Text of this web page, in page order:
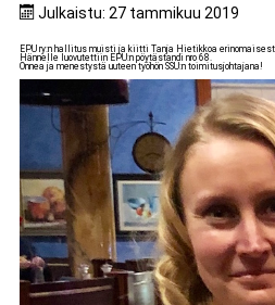
Julkaistu: 27 tammikuu 2019
EPU ry:n hallitus muisti ja kiitti Tanja Hietikkoa
Hännelle luovutettiin EPU:n pöytästandi nro 68.
Onnea ja menestystä uuteen työhön SSU:n toimitusjohtajana!